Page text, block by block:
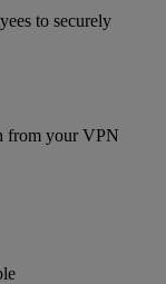
to securely
from your VPN